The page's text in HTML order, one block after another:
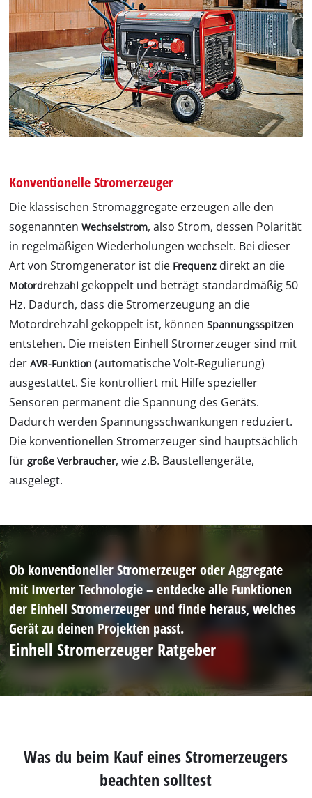
Konventionelle Stromerzeuger
Die klassischen Stromaggregate erzeugen alle den
sogenanntenWechselstrom, also Strom, dessen Polarität
in regelmäßigen Wiederholungen wechselt. Bei dieser
Art von Stromgenerator ist die Frequenz direkt an die
Motordrehzahl gekoppelt und beträgt standardmäßig 50
Hz. Dadurch, dass die Stromerzeugung an die
Motordrehzahl gekoppelt ist, könnenSpannungsspitzen
entstehen. Die meisten Einhell Stromerzeuger sind mit
derAVR-Funktion (automatische Volt-Regulierung)
ausgestattet. Sie kontrolliert mit Hilfe spezieller
Sensoren permanent die Spannung des Geräts.
Dadurch werden Spannungsschwankungen reduziert.
Die konventionellen Stromerzeuger sind hauptsächlich
fürgroße Verbraucher, wie z.B. Baustellengeräte,
ausgelegt.
Ob konventioneller Stromerzeuger oder Aggregate
mit Inverter Technologie – entdecke alle Funktionen
der Einhell Stromerzeuger und finde heraus, welches
Gerät zu deinen Projekten passt.
Einhell Stromerzeuger Ratgeber
Was du beim Kauf eines Stromerzeugers
beachten solltest